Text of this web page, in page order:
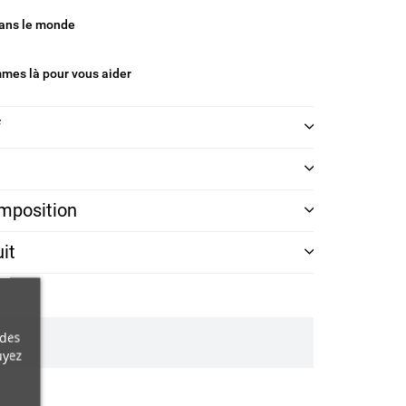
le monde
là pour vous aider